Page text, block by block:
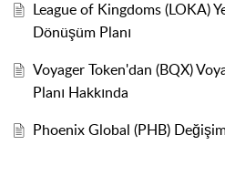
League of Kingdoms (LOKA)
Dönüşüm Planı
Voyager Token'dan (BQX)
Planı Hakkında
Phoenix Global (PHB)